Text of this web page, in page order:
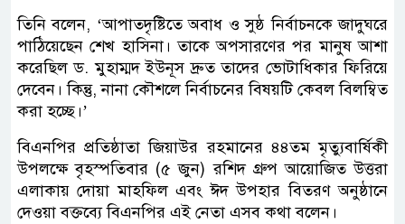
তিনি বলেন, ‘আপাতদৃষ্টিতে অবাধ ও সুষ্ঠ নির্বাচনকে জাদুঘরে
পাঠিয়েছেন শেখ হাসিনা। তাকে অপসারণের পর মানুষ আশা
করেছিল ড. মুহাম্মদ ইউনূস দ্রুত তাদের ভোটাধিকার ফিরিয়ে
দেবেন। কিন্তু, নানা কৌশলে নির্বাচনের বিষয়টি কেবল বিলম্বিত
করা হচ্ছে।’
বিএনপির প্রতিষ্ঠাতা জিয়াউর রহমানের ৪৪তম মৃত্যুবার্ষিকী
উপলক্ষে বৃহস্পতিবার (৫ জুন) রশিদ গ্রুপ আয়োজিত উত্তরা
এলাকায় দোয়া মাহফিল এবং ঈদ উপহার বিতরণ অনুষ্ঠানে
দেওয়া বক্তব্যে বিএনপির এই নেতা এসব কথা বলেন।